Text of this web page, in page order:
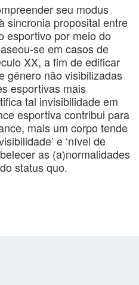
seu modus
sincronia proposital entre
esportivo por meio do
se em casos de
XX, a fim de edificar
gênero não visibilizadas
esportivas mais
tal invisibilidade em
esportiva contribui para
mais um corpo tende
e ‘nível de
as (a)normalidades
status quo.